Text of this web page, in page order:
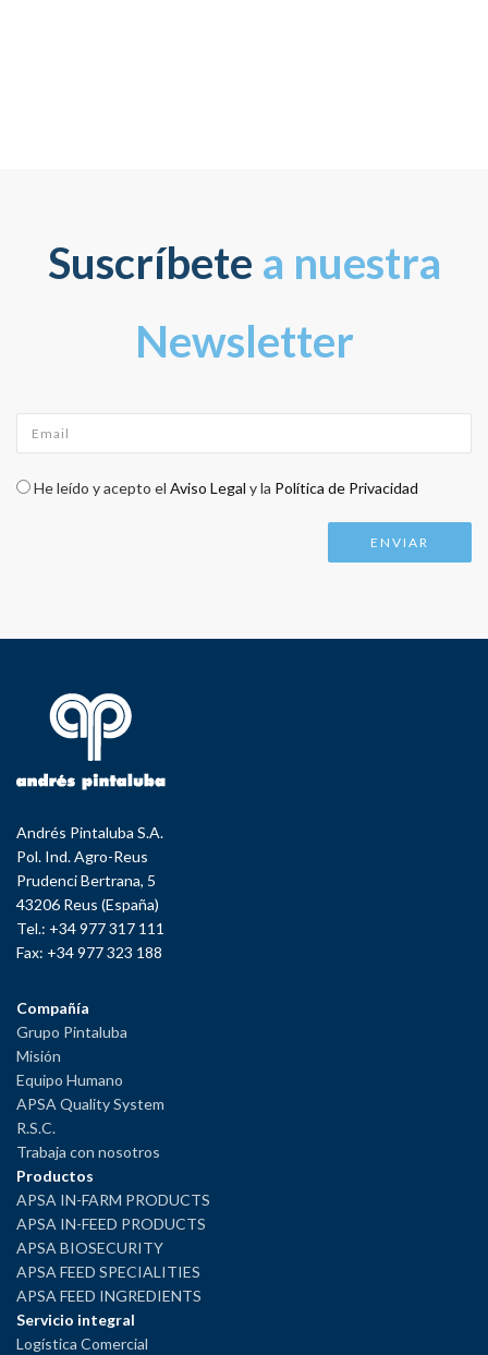
Suscríbete a nuestra
Newsletter
Check legal*
He leído y acepto el Aviso Legal y la Política de Privacidad
Andrés Pintaluba S.A.
Pol. Ind. Agro-Reus
Prudenci Bertrana, 5
43206 Reus (España)
Tel.: +34 977 317 111
Fax: +34 977 323 188
Compañía
Grupo Pintaluba
Misión
Equipo Humano
APSA Quality System
R.S.C.
Trabaja con nosotros
Productos
APSA IN-FARM PRODUCTS
APSA IN-FEED PRODUCTS
APSA BIOSECURITY
APSA FEED SPECIALITIES
APSA FEED INGREDIENTS
Servicio integral
Logística Comercial